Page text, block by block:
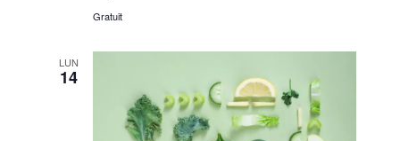
Gratuit
LUN
14